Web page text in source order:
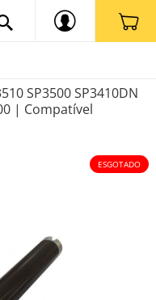
SP3500 SP3410DN
| Compatível
ESGOTADO